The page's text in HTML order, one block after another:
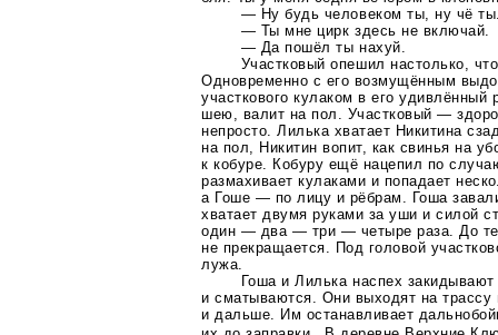
— Ну будь человеком ты, ну чё
— Ты мне цирк здесь не включай.
— Да пошёл ты нахуй.
Участковый опешил настолько,
Одновременно с его возмущённым
участкового кулаком в его удивлённый
шею, валит на пол. Участковый —
непросто. Лилька хватает Никитина
на пол, Никитин вопит, как свинья на
к кобуре. Кобуру ещё нацепил по
размахивает кулаками и попадает
а Гоше — по лицу и рёбрам. Гоша
хватает двумя руками за уши и силой
один — два — три — четыре раза. До
не прекращается. Под головой
лужа.
Гоша и Лилька наспех
и сматываются. Они выходят на
и дальше. Им останавливает